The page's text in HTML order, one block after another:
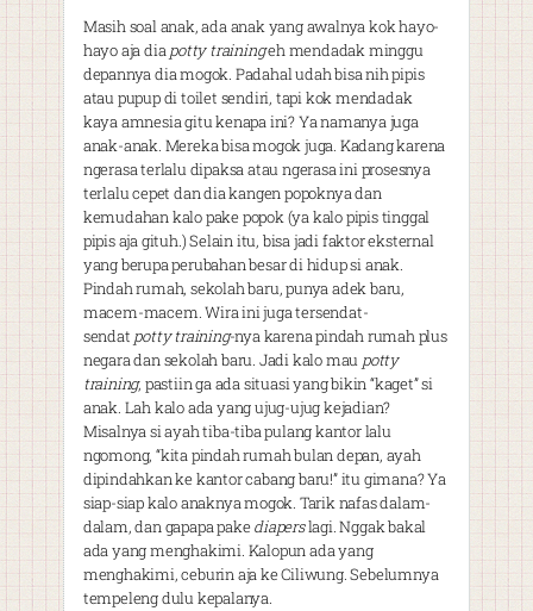
Masih soal anak, ada anak yang awalnya kok hayo-
hayo aja diapotty trainingeh mendadak minggu
depannya dia mogok. Padahal udah bisa nih pipis
atau pupup di toilet sendiri, tapi kok mendadak
kaya amnesia gitu kenapa ini? Ya namanya juga
anak-anak. Mereka bisa mogok juga. Kadang karena
ngerasa terlalu dipaksa atau ngerasa ini prosesnya
terlalu cepet dan dia kangen popoknya dan
kemudahan kalo pake popok (ya kalo pipis tinggal
pipis aja gituh.) Selain itu, bisa jadi faktor eksternal
yang berupa perubahan besar di hidup si anak.
Pindah rumah, sekolah baru, punya adek baru,
macem-macem. Wira ini juga tersendat-
sendat potty training-nya karena pindah rumah plus
negara dan sekolah baru. Jadi kalo mau potty
training, pastiin ga ada situasi yang bikin “kaget” si
anak. Lah kalo ada yang ujug-ujug kejadian?
Misalnya si ayah tiba-tiba pulang kantor lalu
ngomong, “kita pindah rumah bulan depan, ayah
dipindahkan ke kantor cabang baru!” itu gimana? Ya
siap-siap kalo anaknya mogok. Tarik nafas dalam-
dalam, dan gapapa pake diaperslagi. Nggak bakal
ada yang menghakimi. Kalopun ada yang
menghakimi, ceburin aja ke Ciliwung. Sebelumnya
tempeleng dulu kepalanya.